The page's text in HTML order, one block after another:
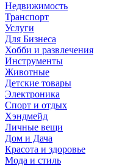
Недвижимость
Транспорт
Услуги
Для Бизнеса
Хобби и развлечения
Инструменты
Животные
Детские товары
Электроника
Спорт и отдых
Хэндмейд
Личные вещи
Дом и Дача
Красота и здоровье
Мода и стиль